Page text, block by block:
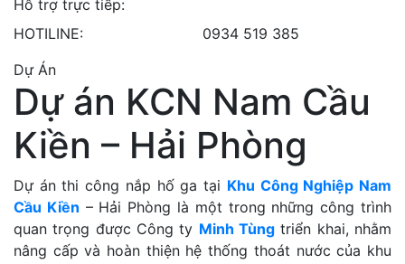
Hỗ trợ trực tiếp:
HOTILINE:
0934 519 385
Dự Án
Dự án KCN Nam Cầu
Kiền – Hải Phòng
Dự án thi công nắp hố ga tại Khu Công Nghiệp Nam
Cầu Kiền – Hải Phòng là một trong những công trình
quan trọng được Công ty Minh Tùng triển khai, nhằm
nâng cấp và hoàn thiện hệ thống thoát nước của khu